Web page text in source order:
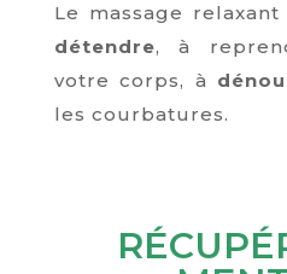
Le massage
détendre, à
votre corps, à
les courbatures.